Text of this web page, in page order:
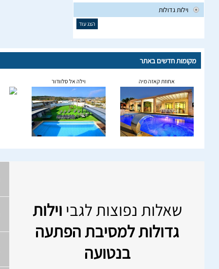
וילות גדולות
הצג עוד
מקומות חדשים באתר
אחוזת קאזה מיה וילה אל סלוודור
שאלות נפוצות לגבי וילות
גדולות למסיבת הפתעה
בנטועה